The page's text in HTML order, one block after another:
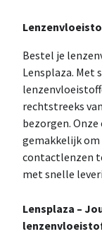
Bestel je
Lensplaza. Met
rechtstreeks
bezorgen.
gemakkelijk
contactlenzen
met snelle
Lensplaza –